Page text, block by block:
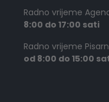
Radno vrijeme
8:00 do 17:00 sati
Radno vrijeme
od 8:00 do 15:00